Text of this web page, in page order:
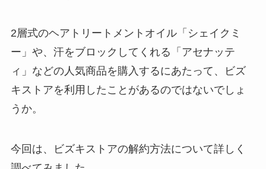
2層式のヘアトリートメントオイル「シェイクミ
ー」や、汗をブロックしてくれる「アセナッテ
ィ」などの人気商品を購入するにあたって、ビズ
キストアを利用したことがあるのではないでしょ
うか。
今回は、ビズキストアの解約方法について詳しく